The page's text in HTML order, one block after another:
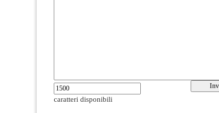
caratteri disponibili